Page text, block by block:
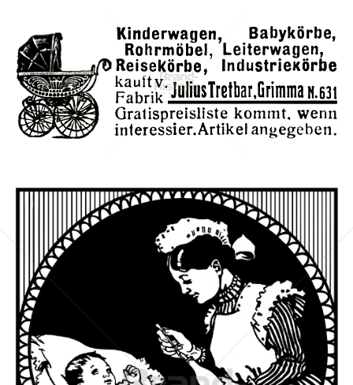
Julius Tretbar, Grimma Julius Tretbar, Grimma 1911
Bild-ID: 42299